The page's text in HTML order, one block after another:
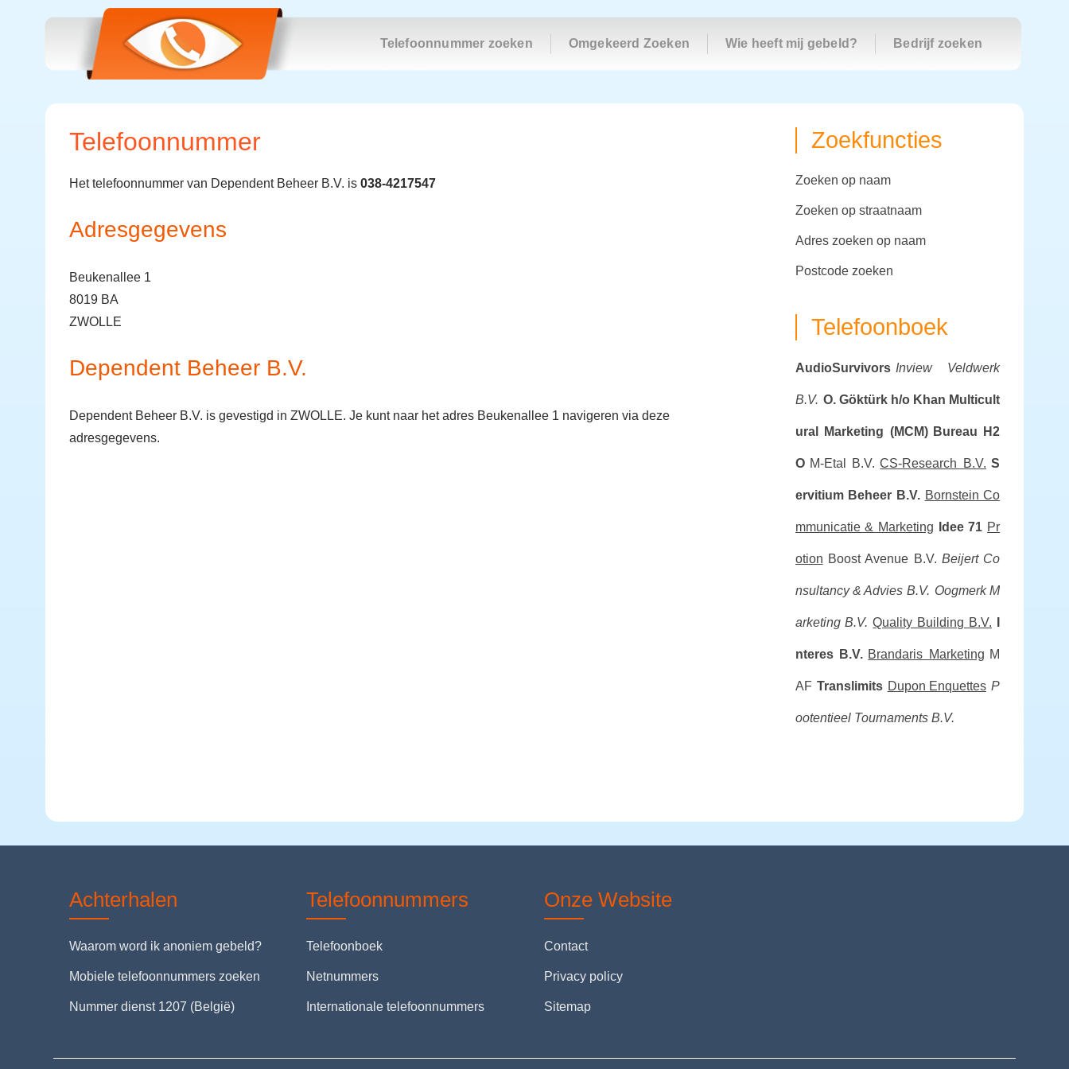
Telefoonnummer zoeken Omgekeerd Zoeken Wie heeft mij gebeld? Bedrijf zoeken
Telefoonnummer
Het telefoonnummer van Dependent Beheer B.V. is 038-4217547
Adresgegevens
Beukenallee 1
8019 BA
ZWOLLE
Dependent Beheer B.V.
Dependent Beheer B.V. is gevestigd in ZWOLLE. Je kunt naar het adres Beukenallee 1 navigeren via deze
adresgegevens.
Zoekfuncties
zoeken op naam
zoeken op straatnaam
adres zoeken op naam
postcode zoeken
Telefoonboek
AudioSurvivors Inview Veldwerk
B.V. O. Göktürk h/o Khan Multicult
ural Marketing (MCM) Bureau H2
O M-Etal B.V. CS-Research B.V. S
ervitium Beheer B.V. Bornstein Co
mmunicatie & Marketing Idee 71 Pr
otion Boost Avenue B.V. Beijert Co
nsultancy & Advies B.V. Oogmerk M
arketing B.V. Quality Building B.V.
nteres B.V. Brandaris Marketing M
AF Translimits Dupon Enquettes P
ootentieel Tournaments B.V.
Achterhalen
Waarom word ik anoniem gebeld?
Mobiele telefoonnummers zoeken
Nummer dienst 1207 (België)
Telefoonnummers
Telefoonboek
Netnummers
Internationale telefoonnummers
Onze Website
Contact
Privacy policy
Sitemap